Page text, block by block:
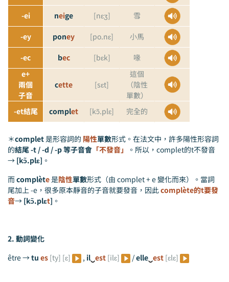
-ei neige [nɛʒ] 雪
-ey poney [po.nɛ] 小馬
-ec bec [bɛk]
喙
e+
兩個
子音
cette [sɛt]
這個
（陰性
單數）
-et結尾
complet [kɔ̃.plɛ] 完全的
＊complet是形容詞的 陽性單數形式。在法文中，許多陽性形容詞
的結尾 -t / -d / -p 等子音會 「不發音」
。所以，complet的t不發音
→ [kɔ̃.plɛ] 。
而complète是陰性單數形式（由 complet + e 變化而來）。當詞
尾加上 -e，很多原本靜音的子音就要發音，因此complète的t要發
音→ [kɔ̃.plɛt] 。
2. 動詞變化
être →tu es [ty] [ɛ] , il est [ilɛ] /elle est [ɛlɛ]